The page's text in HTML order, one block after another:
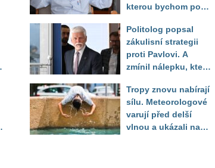
kterou bychom podle
zvířat
Politolog popsal
zákulisní strategii
proti Pavlovi. A
zmínil nálepku, která
volbou uškodit
Tropy znovu nabírají
sílu. Meteorologové
varují před delší
vlnou a ukázali na